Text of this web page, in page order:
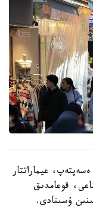
عيماراتتار
قوعامدىق
ۇسىنادى.